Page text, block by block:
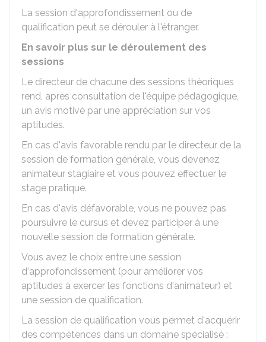
La session d'approfondissement ou de
qualification peut se dérouler à l'étranger.
En savoir plus sur le déroulement des
sessions
Le directeur de chacune des sessions théoriques
rend, après consultation de l'équipe pédagogique,
un avis motivé par une appréciation sur vos
aptitudes.
En cas d'avis favorable rendu par le directeur de la
session de formation générale, vous devenez
animateur stagiaire et vous pouvez effectuer le
stage pratique.
En cas d'avis défavorable, vous ne pouvez pas
poursuivre le cursus et devez participer à une
nouvelle session de formation générale.
Vous avez le choix entre une session
d'approfondissement (pour améliorer vos
aptitudes à exercer les fonctions d'animateur) et
une session de qualification.
La session de qualification vous permet d'acquérir
des compétences dans un domaine spécialisé :